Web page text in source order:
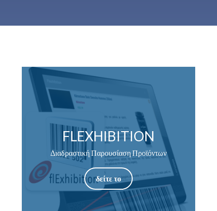
FLEXHIBITION
Διαδραστική Παρουσίαση Προϊόντων
δείτε το